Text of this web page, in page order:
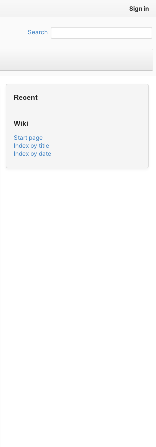
Sign in
Search
Recent
Wiki
Start page
Index by title
Index by date